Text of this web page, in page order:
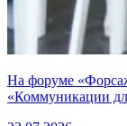
На форуме
«Коммуникации